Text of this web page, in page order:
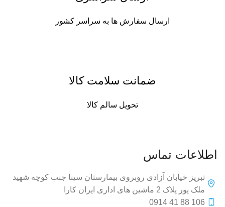
ارسال سفارش ها به سراسر کشور
ضمانت سلامت کالا
تحویل سالم کالا
اطلاعات تماس
تبریز خیابان آزادی روبروی بیمارستان سینا جنب کوچه شهید
ملک پور پلاک 2 ماشین های اداری ایران کارا
106 88 41 0914